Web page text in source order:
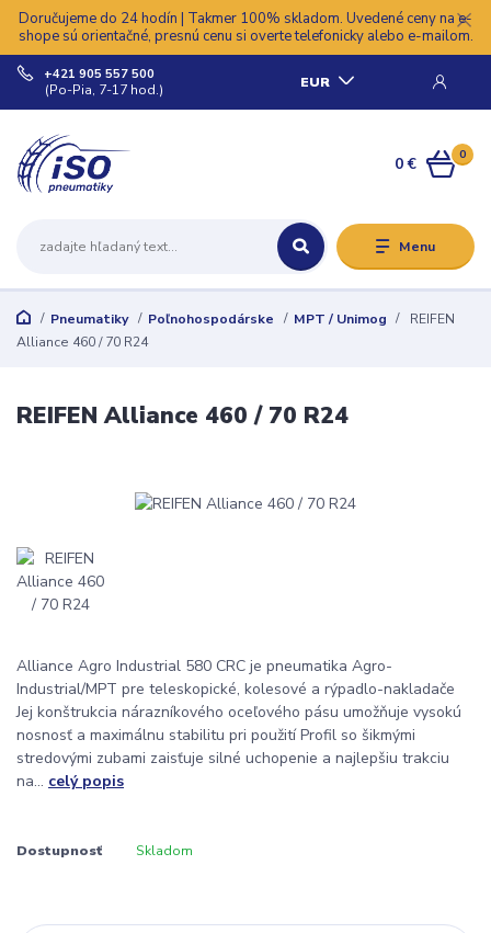
Doručujeme do 24 hodín | Takmer 100% skladom. Uvedené ceny na e-
shope sú orientačné, presnú cenu si overte telefonicky alebo e-mailom.
Menu
EUR
+421 905 557 500
(Po-Pia, 7-17 hod.)
0
0 €
Pneumatiky Poľnohospodárske MPT / Unimog
REIFEN
Alliance 460 / 70 R24
REIFEN Alliance 460 / 70 R24
Alliance Agro Industrial 580 CRC je pneumatika Agro-
Industrial/MPT pre teleskopické, kolesové a rýpadlo-nakladače
Jej konštrukcia nárazníkového oceľového pásu umožňuje vysokú
nosnosť a maximálnu stabilitu pri použití Profil so šikmými
stredovými zubami zaisťuje silné uchopenie a najlepšiu trakciu
na... celý popis
Dostupnosť Skladom